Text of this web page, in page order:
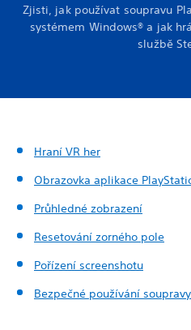
Zjisti, jak používat soupravu
systémem Windows® a jak
službě
Hraní VR her
Obrazovka aplikace
Průhledné zobrazení
Resetování zorného pole
Pořízení screenshotu
Bezpečné používání soupravy